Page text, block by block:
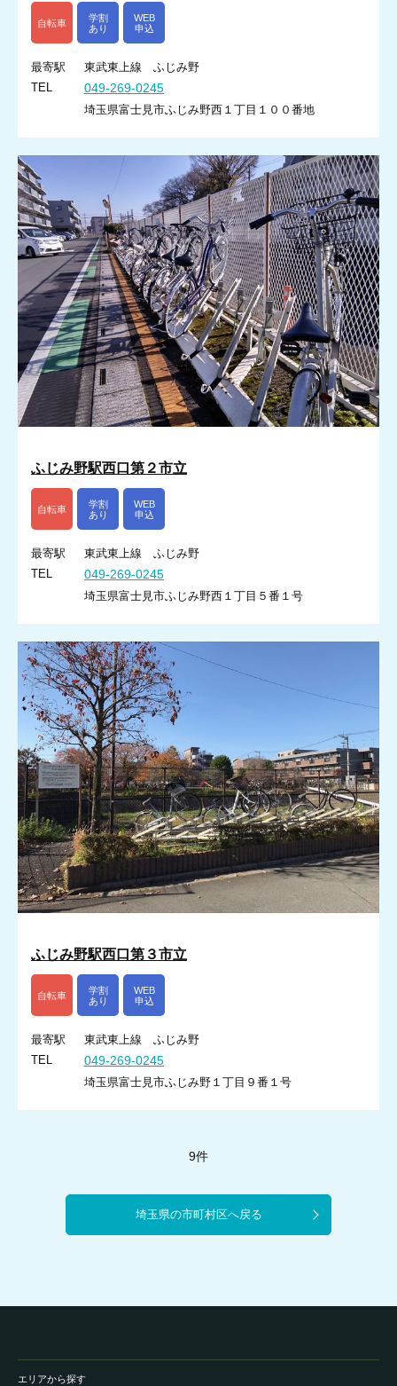
自転車
学割
あり
WEB
申込
最寄駅
東武東上線 ふじみ野
TEL
049-269-0245
埼玉県富士見市ふじみ野西１丁目１００番地
ふじみ野駅西口第２市立
自転車
学割
あり
WEB
申込
最寄駅
東武東上線 ふじみ野
TEL
049-269-0245
埼玉県富士見市ふじみ野西１丁目５番１号
ふじみ野駅西口第３市立
自転車
学割
あり
WEB
申込
最寄駅
東武東上線 ふじみ野
TEL
049-269-0245
埼玉県富士見市ふじみ野１丁目９番１号
9件
埼玉県の市町村区へ戻る
エリアから探す